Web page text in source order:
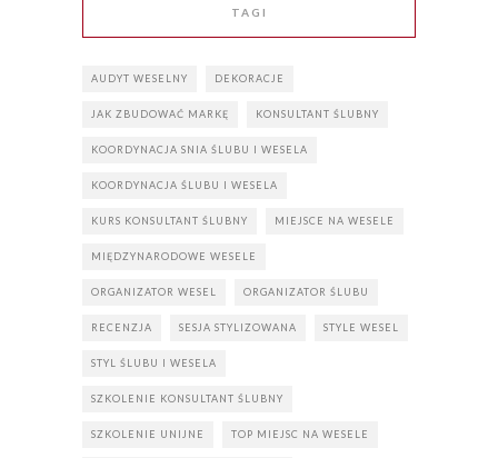
TAGI
AUDYT WESELNY DEKORACJE
JAK ZBUDOWAĆ MARKĘ KONSULTANT ŚLUBNY
KOORDYNACJA SNIA ŚLUBU I WESELA
KOORDYNACJA ŚLUBU I WESELA
KURS KONSULTANT ŚLUBNY MIEJSCE NA WESELE
MIĘDZYNARODOWE WESELE
ORGANIZATOR WESEL ORGANIZATOR ŚLUBU
RECENZJA SESJA STYLIZOWANA STYLE WESEL
STYL ŚLUBU I WESELA
SZKOLENIE KONSULTANT ŚLUBNY
SZKOLENIE UNIJNE TOP MIEJSC NA WESELE